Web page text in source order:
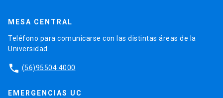
MESA CENTRAL
Teléfono para comunicarse con las distintas áreas de la
Universidad.
phone (56)95504 4000
EMERGENCIAS UC